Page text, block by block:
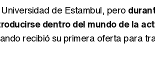
de Estambul, pero
dentro del mundo de la
recibió su primera oferta para